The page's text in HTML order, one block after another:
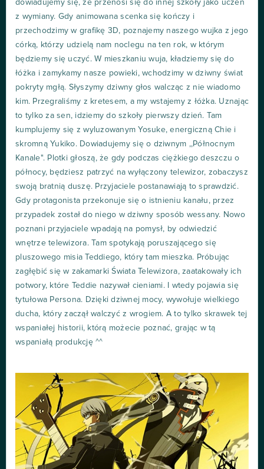
dowiadujemy się, że przenosi się do innej szkoły jako uczeń
z wymiany. Gdy animowana scenka się kończy i
przechodzimy w grafikę 3D, poznajemy naszego wujka z jego
córką, którzy udzielą nam noclegu na ten rok, w którym
będziemy się uczyć. W mieszkaniu wuja, kładziemy się do
łóżka i zamykamy nasze powieki, wchodzimy w dziwny świat
pokryty mgłą. Słyszymy dziwny głos walcząc z nie wiadomo
kim. Przegraliśmy z kretesem, a my wstajemy z łóżka. Uznając
to tylko za sen, idziemy do szkoły pierwszy dzień. Tam
kumplujemy się z wyluzowanym Yosuke, energiczną Chie i
skromną Yukiko. Dowiadujemy się o dziwnym ,,Północnym
Kanale". Plotki głoszą, że gdy podczas ciężkiego deszczu o
północy, będziesz patrzyć na wyłączony telewizor, zobaczysz
swoją bratnią duszę. Przyjaciele postanawiają to sprawdzić.
Gdy protagonista przekonuje się o istnieniu kanału, przez
przypadek został do niego w dziwny sposób wessany. Nowo
poznani przyjaciele wpadają na pomysł, by odwiedzić
wnętrze telewizora. Tam spotykają poruszającego się
pluszowego misia Teddiego, który tam mieszka. Próbując
zagłębić się w zakamarki Świata Telewizora, zaatakowały ich
potwory, które Teddie nazywał cieniami. I wtedy pojawia się
tytułowa Persona. Dzięki dziwnej mocy, wywołuje wielkiego
ducha, który zaczął walczyć z wrogiem. A to tylko skrawek tej
wspaniałej historii, którą możecie poznać, grając w tą
wspaniałą produkcję ^^